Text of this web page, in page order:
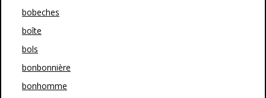
bobeches
boîte
bols
bonbonnière
bonhomme